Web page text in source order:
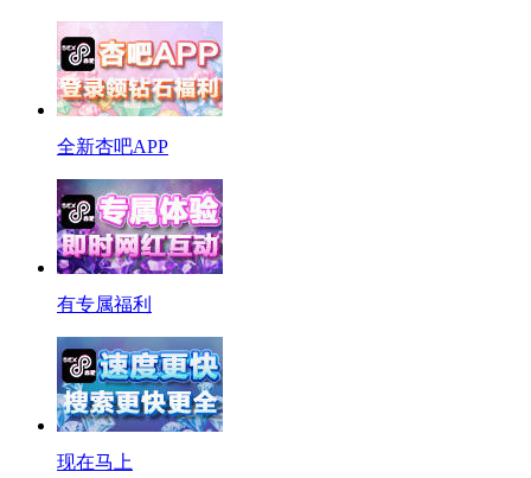
全新杏吧APP
有专属福利
现在马上